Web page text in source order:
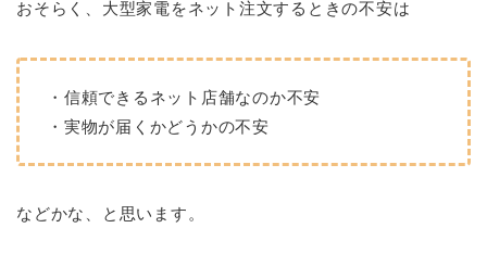
おそらく、大型家電をネット注文するときの不安は
・信頼できるネット店舗なのか不安
・実物が届くかどうかの不安
などかな、と思います。